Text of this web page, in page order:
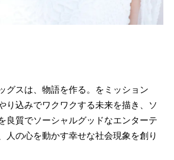
グスは、物語を作る。をミッション
り込みでワクワクする未来を描き、ソ
良質でソーシャルグッドなエンターテ
人の心を動かす幸せな社会現象を創り